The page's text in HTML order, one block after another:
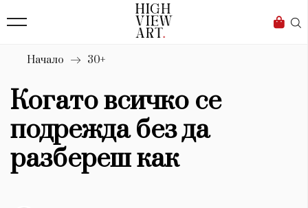
Бизнес
Мода
Dialogue
Изкуство
4340
Красота
Начало 30+
Когато всичко се
подрежда без да
разбереш как